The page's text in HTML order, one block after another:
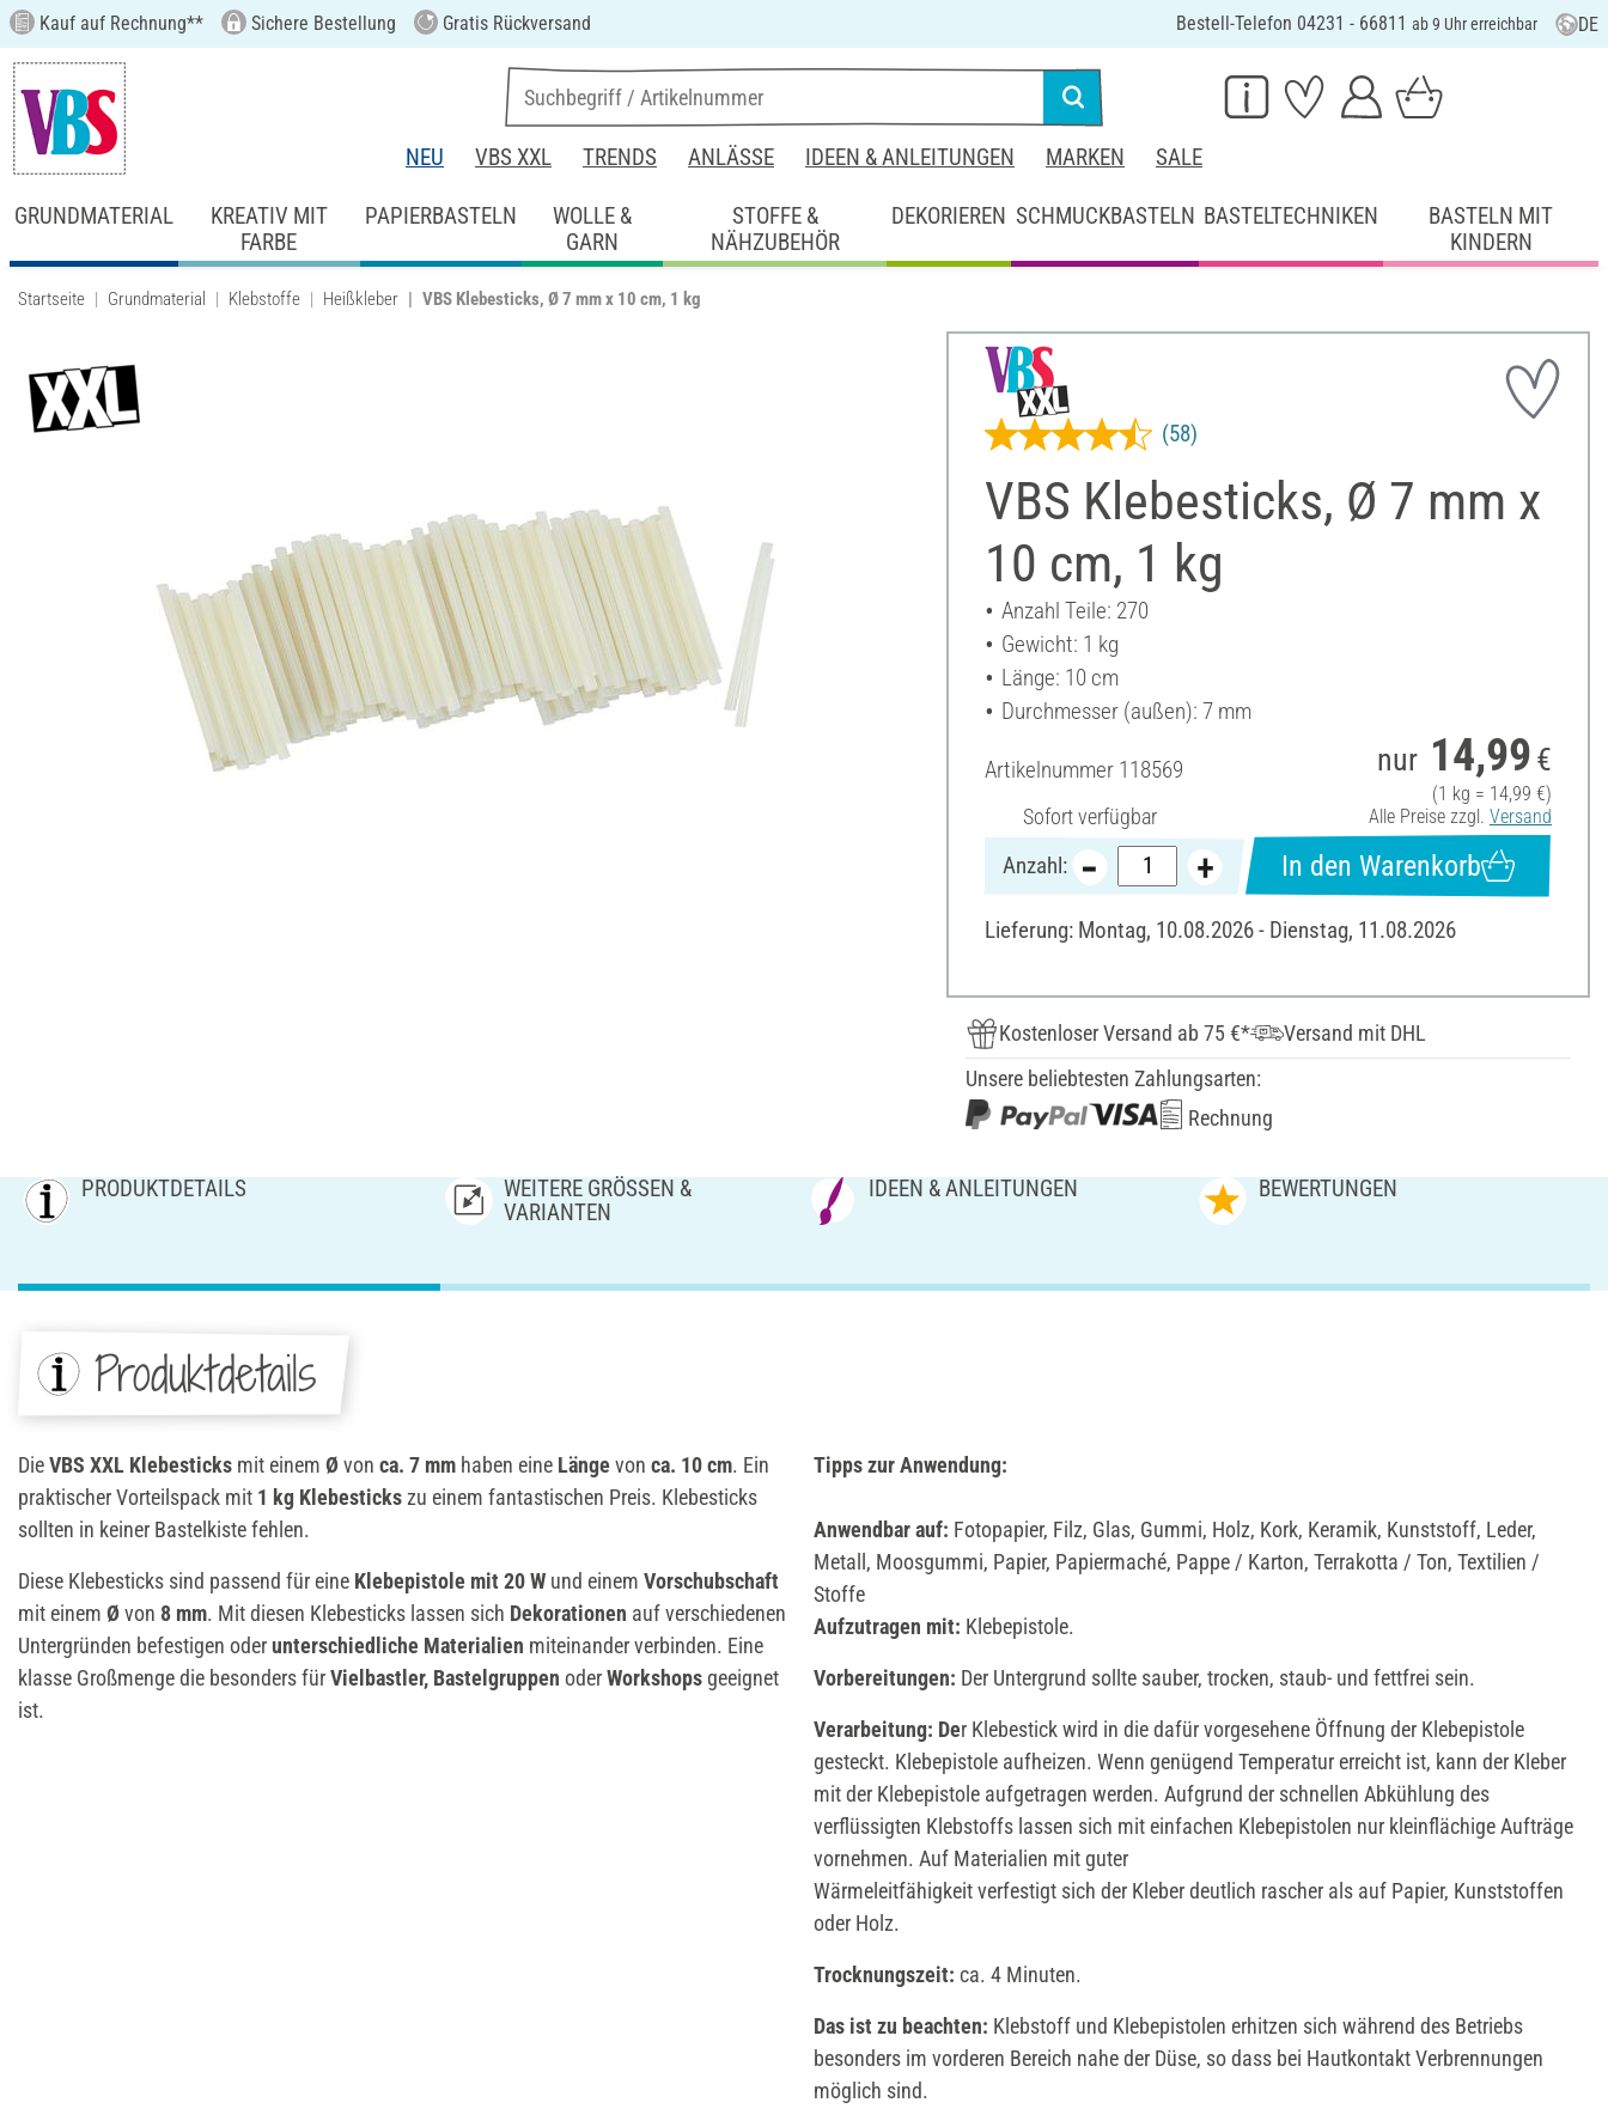
Kauf auf Rechnung** Sichere Bestellung Gratis Rückversand Bestell-Telefon 04231 - 66811 ab 9 Uhr erreichbar DE
NEU VBS XXL TRENDS ANLÄSSE IDEEN & ANLEITUNGEN MARKEN SALE
GRUNDMATERIAL
KREATIV MIT
FARBE
PAPIERBASTELN
WOLLE &
GARN
STOFFE &
NÄHZUBEHÖR
DEKORIEREN SCHMUCKBASTELN BASTELTECHNIKEN
BASTELN MIT
KINDERN
Startseite Grundmaterial Klebstoffe Heißkleber VBS Klebesticks, Ø 7 mm x 10 cm, 1 kg
VBS Klebesticks, Ø 7 mm x
10 cm, 1 kg
(58)
Anzahl Teile: 270
Gewicht: 1 kg
Länge: 10 cm
Durchmesser (außen): 7 mm
Artikelnummer 118569
Sofort verfügbar
nur 14,99 €
(1 kg = 14,99 €)
Alle Preise zzgl. Versand
Anzahl: In den Warenkorb
Lieferung: Montag, 10.08.2026 - Dienstag, 11.08.2026
Kostenloser Versand ab 75 €*
Versand mit DHL
Unsere beliebtesten Zahlungsarten:
Rechnung
PRODUKTDETAILS
WEITERE GRÖSSEN & V
ARIANTEN
IDEEN & ANLEITUNGEN BEWERTUNGEN
Produktdetails
DieVBS XXL Klebesticks mit einem Øvon ca. 7 mm haben eine Länge von ca. 10 cm. Ein
praktischer Vorteilspack mit 1 kg Klebestickszu einem fantastischen Preis. Klebesticks
sollten in keiner Bastelkiste fehlen.
Diese Klebesticks sind passend für eine Klebepistole mit 20 W und einem Vorschubschaft
mit einem Øvon 8 mm. Mit diesen Klebesticks lassen sich Dekorationen auf verschiedenen
Untergründen befestigen oderunterschiedliche Materialien miteinander verbinden. Eine
klasse Großmenge die besonders fürVielbastler, Bastelgruppen oderWorkshopsgeeignet
ist.
Tipps zur Anwendung:
Anwendbar auf: Fotopapier, Filz, Glas, Gummi, Holz, Kork, Keramik, Kunststoff, Leder,
Metall, Moosgummi, Papier, Papiermaché, Pappe / Karton, Terrakotta / Ton, Textilien /
Stoffe
Aufzutragen mit: Klebepistole.
Vorbereitungen: Der Untergrund sollte sauber, trocken, staub- und fettfrei sein.
Verarbeitung: Der Klebestick wird in die dafür vorgesehene Öffnung der Klebepistole
gesteckt. Klebepistole aufheizen. Wenn genügend Temperatur erreicht ist, kann der Kleber
mit der Klebepistole aufgetragen werden. Aufgrund der schnellen Abkühlung des
verflüssigten Klebstoffs lassen sich mit einfachen Klebepistolen nur kleinflächige Aufträge
vornehmen. Auf Materialien mit guter
Wärmeleitfähigkeit verfestigt sich der Kleber deutlich rascher als auf Papier, Kunststoffen
oder Holz.
Trocknungszeit: ca. 4 Minuten.
Das ist zu beachten: Klebstoff und Klebepistolen erhitzen sich während des Betriebs
besonders im vorderen Bereich nahe der Düse, so dass bei Hautkontakt Verbrennungen
möglich sind.